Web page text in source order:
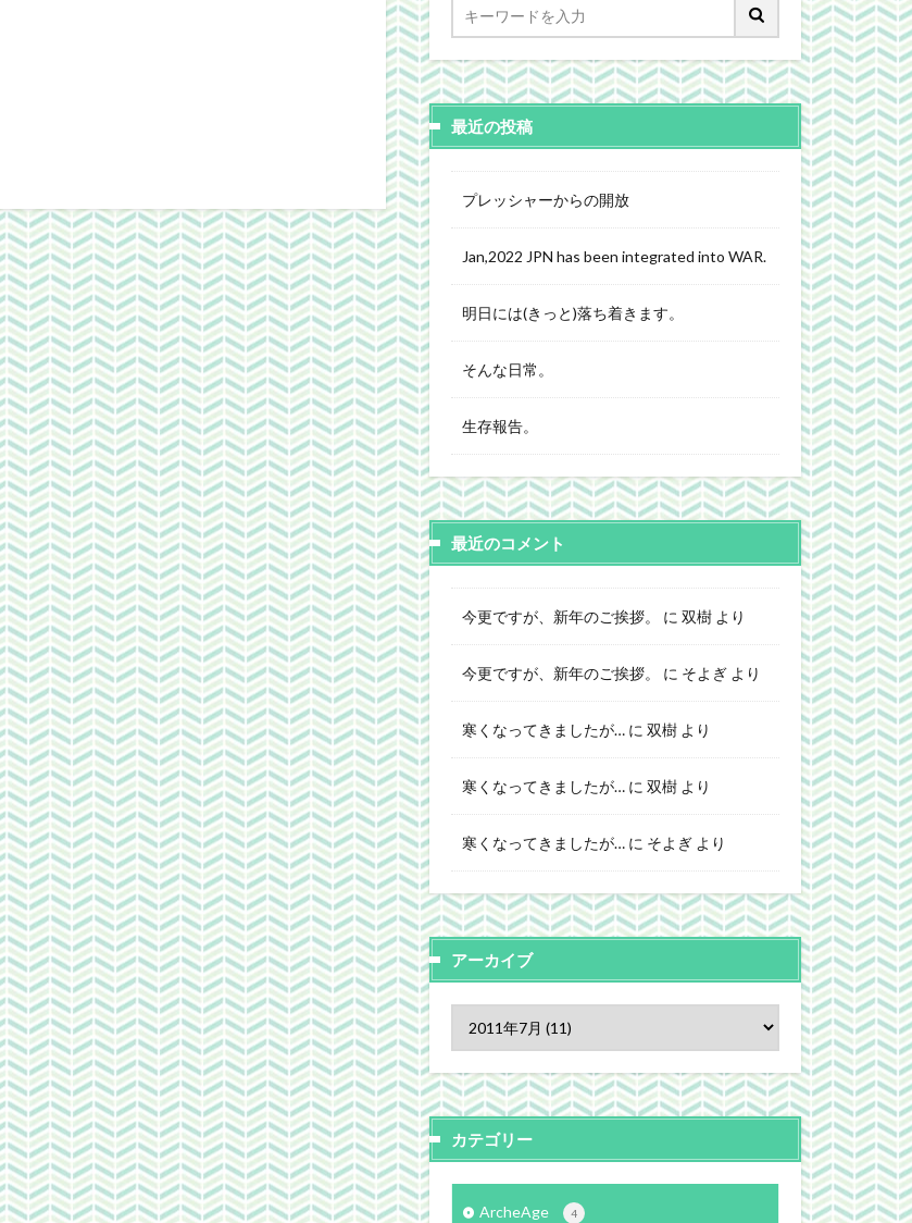
最近の投稿
プレッシャーからの開放
Jan,2022 JPN has been integrated into WAR.
明日には(きっと)落ち着きます。
そんな日常。
生存報告。
最近のコメント
今更ですが、新年のご挨拶。 に 双樹 より
今更ですが、新年のご挨拶。 に そよぎ より
寒くなってきましたが… に 双樹 より
寒くなってきましたが… に 双樹 より
寒くなってきましたが… に そよぎ より
アーカイブ
カテゴリー
ArcheAge 4